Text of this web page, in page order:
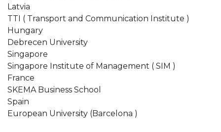
Latvia
TTI ( Transport and Communication Institute )
Hungary
Debrecen University
Singapore
Singapore Institute of Management ( SIM )
France
SKEMA Business School
Spain
European University (Barcelona )